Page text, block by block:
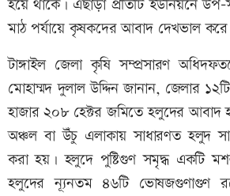
হয়ে থাকে। এছাড়া প্রতিটি ইউনিয়নে উপ-
মাঠ পর্যায়ে কৃষকদের আবাদ দেখভাল
টাঙ্গাইল জেলা কৃষি সম্প্রসারণ
মোহাম্মদ দুলাল উদ্দিন জানান, জেলার
হাজার ২০৮ হেক্টর জমিতে হলুদের আবাদ
অঞ্চল বা উঁচু এলাকায় সাধারণত হলুদ
করা হয়। হলুদে পুষ্টিগুণ সমৃদ্ধ একটি
হলুদের ন্যূনতম ৪৬টি ভোষজগুণাগুণ